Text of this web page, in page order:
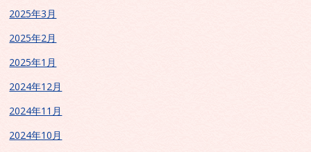
2025年3月
2025年2月
2025年1月
2024年12月
2024年11月
2024年10月